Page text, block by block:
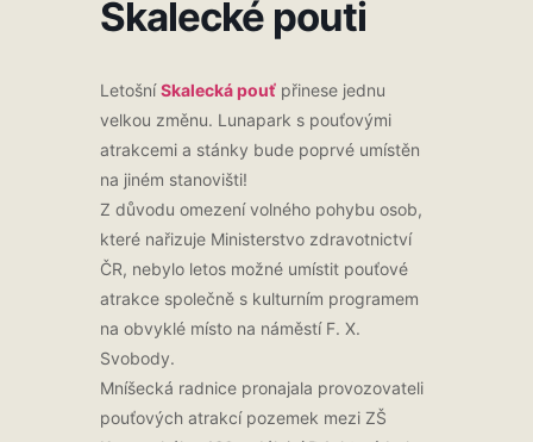
Skalecké pouti
LetošníSkalecká pouť přinese jednu
velkou změnu. Lunapark s pouťovými
atrakcemi a stánky bude poprvé umístěn
na jiném stanovišti!
Z důvodu omezení volného pohybu osob,
které nařizuje Ministerstvo zdravotnictví
ČR, nebylo letos možné umístit pouťové
atrakce společně s kulturním programem
na obvyklé místo na náměstí F. X.
Svobody.
Mníšecká radnice pronajala provozovateli
pouťových atrakcí pozemek mezi ZŠ